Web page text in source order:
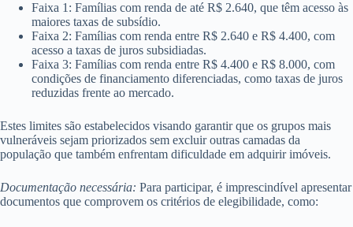
Faixa 1: Famílias com renda de até R$ 2.640, que têm acesso às
maiores taxas de subsídio.
Faixa 2: Famílias com renda entre R$ 2.640 e R$ 4.400, com
acesso a taxas de juros subsidiadas.
Faixa 3: Famílias com renda entre R$ 4.400 e R$ 8.000, com
condições de financiamento diferenciadas, como taxas de juros
reduzidas frente ao mercado.
Estes limites são estabelecidos visando garantir que os grupos mais
vulneráveis sejam priorizados sem excluir outras camadas da
população que também enfrentam dificuldade em adquirir imóveis.
Documentação necessária: Para participar, é imprescindível apresentar
documentos que comprovem os critérios de elegibilidade, como: